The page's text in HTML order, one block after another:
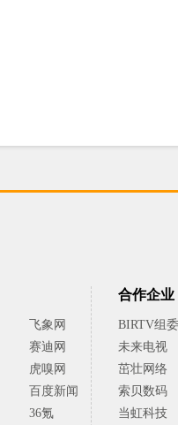
飞象网
赛迪网
虎嗅网
百度新闻
36氪
合作企业
BIRTV组
未来电视
茁壮网络
索贝数码
当虹科技